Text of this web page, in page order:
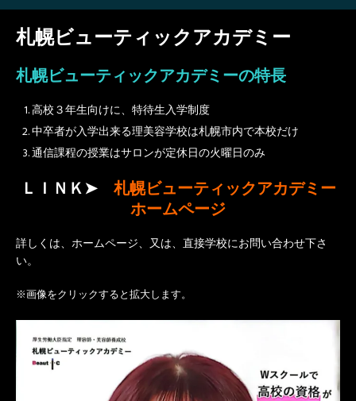
札幌ビューティックアカデミー
札幌ビューティックアカデミーの特長
高校３年生向けに、 特待生入学制度
中卒者が入学出来る理美容学校は札幌市内で本校だけ
通信課程の授業はサロンが定休日の火曜日のみ
ＬＩＮＫ➤ 札幌ビューティックアカデミー
ホームページ
詳しくは、ホームページ、又は、直接学校にお問い合わせ下さ
い。
※画像をクリックすると拡大します。